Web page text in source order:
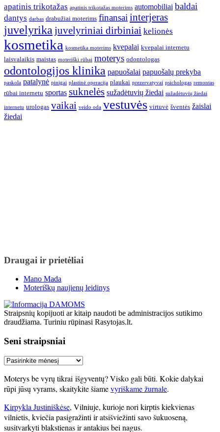
apatinis trikotažas apatinis trikotažas moterims automobiliai baldai
dantys darbas drabužiai moterims finansai interjeras
juvelyrika juvelyriniai dirbiniai kelionės
kosmetika kosmetika moterims kvepalai kvepalai internetu
laisvalaikis maistas moteriški rūbai moterys odontologas
odontologijos klinika papuošalai papuošalų prekyba
paskola patalynė pinigai plastinė operacija plaukai prezervatyvai psichologas remontas
rūbai internetu sportas suknelės sužadėtuvių žiedai sužadėtuvių žiedai
internetu urologas vaikai veido oda vestuvės virtuvė šventės žaislai
žiedai
Draugai ir prietėliai
Mano Mada
Moteriškų naujienų leidinys
Straipsnių kopijuoti ar kitaip naudoti be administracijos sutikimo
draudžiama. Turiniu rūpinasi Rasytojas.lt.
Seni straipsniai
Seni
Moterys be vyrų tikrai išgyventų? Visko gali būti. Kokie dalykai
rūpi jūsų vyrams, skaitykite šiamevyriškame žurnale.
Kirpykla Justiniškėse, Vilniuje, kurioje nori kirptis kiekvienas
vilnietis, kviečia pasigražinti ir atsišviežinti savo šukuoseną,
susitvarkyti blakstienas ir antakius bei nagus.